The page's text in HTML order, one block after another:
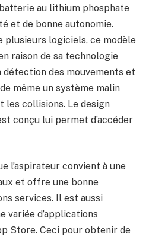
au lithium phosphate
et de bonne autonomie.
plusieurs logiciels, ce modèle
raison de sa technologie
des mouvements et
même un système malin
les collisions. Le design
conçu lui permet d’accéder
l’aspirateur convient à une
et offre une bonne
services. Il est aussi
variée d’applications
Store. Ceci pour obtenir de